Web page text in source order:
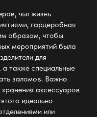
чья жизнь
гардеробная
образом, чтобы
мероприятий была
для
также специальные
заломов. Важно
аксессуаров
идеально
или